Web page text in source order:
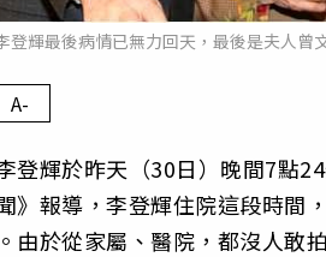
登輝最後病情已無力回天，最後是夫人
A-
登輝於昨天（30日）晚間7點
》報導，李登輝住院這段時
由於從家屬、醫院，都沒人敢